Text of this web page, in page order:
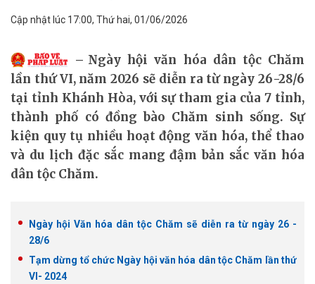
Cập nhật lúc 17:00, Thứ hai, 01/06/2026
Ngày hội văn hóa dân tộc Chăm
lần thứ VI, năm 2026 sẽ diễn ra từ ngày 26-28/6
tại tỉnh Khánh Hòa, với sự tham gia của 7 tỉnh,
thành phố có đồng bào Chăm sinh sống. Sự
kiện quy tụ nhiều hoạt động văn hóa, thể thao
và du lịch đặc sắc mang đậm bản sắc văn hóa
dân tộc Chăm.
Ngày hội Văn hóa dân tộc Chăm sẽ diễn ra từ ngày 26 -
28/6
Tạm dừng tổ chức Ngày hội văn hóa dân tộc Chăm lần thứ
VI- 2024